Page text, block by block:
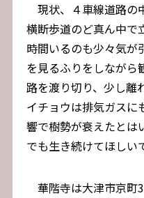
現状、４車線道路の
横断歩道のど真ん中で
時間いるのも少々気が
を見るふりをしながら
路を渡り切り、少し離
イチョウは排気ガスに
響で樹勢が衰えたとは
でも生き続けてほしい
華階寺は大津市京町